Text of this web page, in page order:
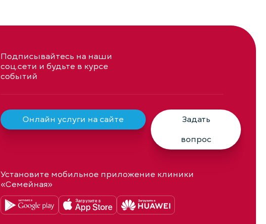
Подписывайтесь на наши
соц.сети и будьте в курсе
событий
Онлайн услуги на сайте
Задать
вопрос
Установите мобильное приложение клиники
«Семейная»